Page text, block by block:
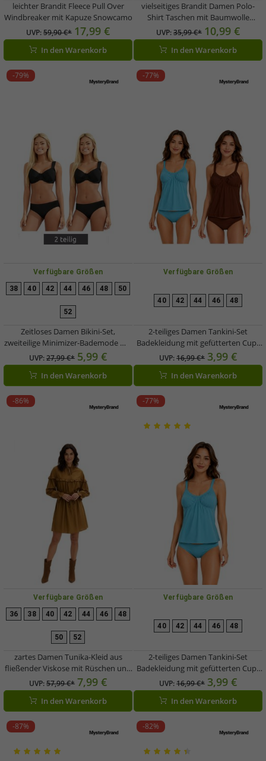
leichter Brandit Fleece Pull Over
Windbreaker mit Kapuze Snowcamo
UVP:59,90 €* 17,99 €
In den Warenkorb
vielseitiges Brandit Damen Polo-
Shirt Taschen mit Baumwolle
Weiß/Schwarz
UVP:35,99 €* 10,99 €
In den Warenkorb
-79%
Verfügbare Größen
38 40 42 44 46 48 50
52
Zeitloses Damen Bikini-Set,
zweiteilige Minimizer-Bademode mit
Wahl zwischen D- oder F-Körbchen
Schwarz
UVP:27,99 €* 5,99 €
In den Warenkorb
-77%
Verfügbare Größen
40 42 44 46 48
2-teiliges Damen Tankini-Set
Badekleidung mit gefütterten Cups
Tankini Top und Slip für Strand &
Sommer in Blau oder Braun
UVP:16,99 €* 3,99 €
In den Warenkorb
-86%
Verfügbare Größen
36 38 40 42 44 46 48
50 52
zartes Damen Tunika-Kleid aus
fließender Viskose mit Rüschen und
Bindeband 906791 Braun
UVP:57,99 €* 7,99 €
In den Warenkorb
-77%
Verfügbare Größen
40 42 44 46 48
2-teiliges Damen Tankini-Set
Badekleidung mit gefütterten Cups
Tankini Top und Slip für Strand &
Sommer 915837 Blau
UVP:16,99 €* 3,99 €
In den Warenkorb
-87% -82%